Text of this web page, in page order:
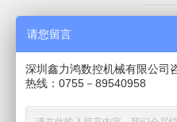
请您留言
深圳鑫力鸿数控机械有限公司
热线：0755－89540958